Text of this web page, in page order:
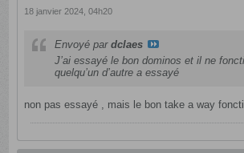
18 janvier 2024, 04h20
Envoyé pardclaes
J’ai essayé le bon dominos et il ne
quelqu’un d’autre a essayé
non pas essayé , mais le bon take a way